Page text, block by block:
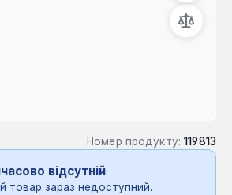
Номер продукту: 119813
відсутній
товар зараз недоступний.